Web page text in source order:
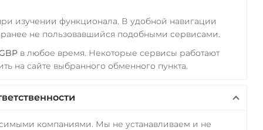
изучении функционала. В удобной навигации
не пользовавшийся подобными сервисами.
в любое время. Некоторые сервисы работают
на сайте выбранного обменного пункта.
компаниями. Мы не устанавливаем и не